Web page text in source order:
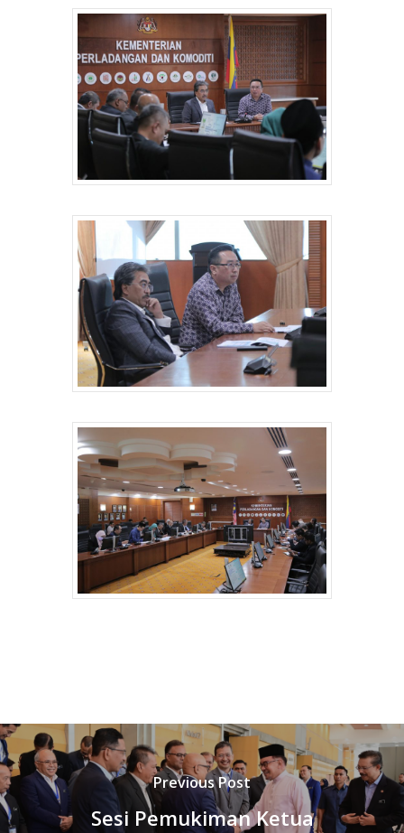
Previous Post
Sesi Pemukiman Ketua